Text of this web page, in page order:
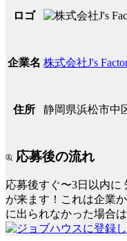
ロゴ
企業名 株式会社J's
住所 静岡県浜松市中
応募後の流れ
応募後すぐ〜3日以内に
が来ます！これは企業
に出られなかった場合は